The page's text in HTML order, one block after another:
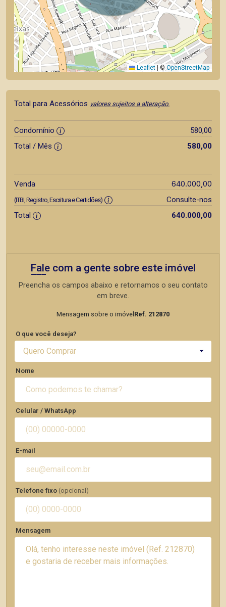
Leaflet ©OpenStreetMap
Total para Acessórios valores sujeitos a alteração.
Condomínio
580,00
Total / Mês
580,00
Venda 640.000,00
(ITBI, Registro, Escritura e Certidões)
Consulte-nos
Total
640.000,00
Fale com a gente sobre este imóvel
Preencha os campos abaixo e retornamos o seu contato
em breve.
Mensagem sobre o imóvel Ref. 212870
O que você deseja?
Quero Comprar
Nome
Celular / WhatsApp
E-mail
Telefone fixo (opcional)
Mensagem